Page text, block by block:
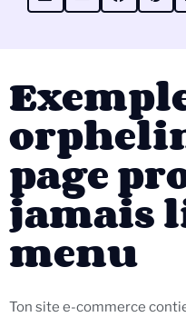
page
jamais
menu
Ton site e-commerce